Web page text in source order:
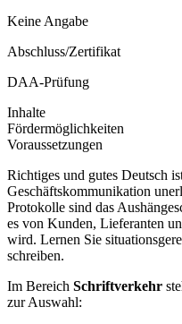
Keine Angabe
Abschluss/Zertifikat
DAA-Prüfung
Inhalte
Fördermöglichkeiten
Voraussetzungen
Richtiges und gutes Deutsch
Geschäftskommunikation
Protokolle sind das
es von Kunden, Lieferanten
wird. Lernen Sie
schreiben.
Im Bereich Schriftverkehr
zur Auswahl: